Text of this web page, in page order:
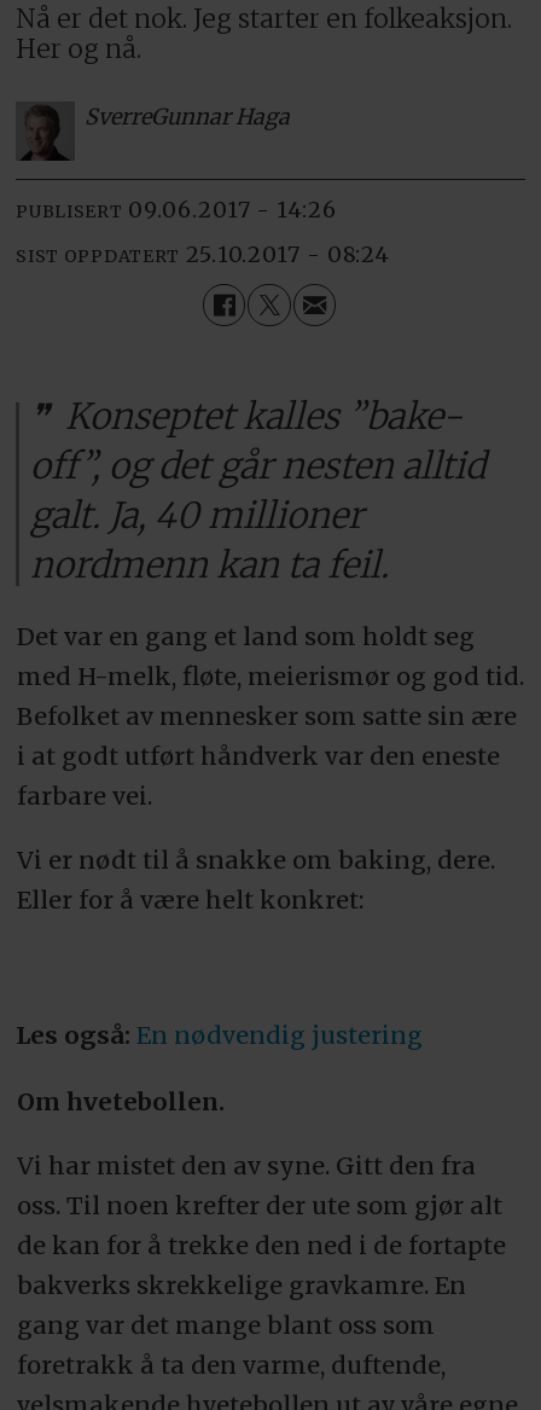
Nå er det nok. Jeg starter en folkeaksjon.
Her og nå.
SverreGunnar Haga
PUBLISERT 09.06.2017 - 14:26
SIST OPPDATERT 25.10.2017 - 08:24
Konseptet kalles ”bake-
off”, og det går nesten alltid
galt. Ja, 40 millioner
nordmenn kan ta feil.
Det var en gang et land som holdt seg
med H-melk, fløte, meierismør og god tid.
Befolket av mennesker som satte sin ære
i at godt utført håndverk var den eneste
farbare vei.
Vi er nødt til å snakke om baking, dere.
Eller for å være helt konkret:
Les også: En nødvendig justering
Om hvetebollen.
Vi har mistet den av syne. Gitt den fra
oss. Til noen krefter der ute som gjør alt
de kan for å trekke den ned i de fortapte
bakverks skrekkelige gravkamre. En
gang var det mange blant oss som
foretrakk å ta den varme, duftende,